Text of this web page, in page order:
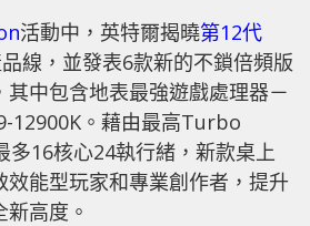
活動中，英特爾揭曉第12代
線，並發表6款新的不鎖倍頻版
其中包含地表最強遊戲處理器－
12900K。藉由最高Turbo
多16核心24執行緒，新款桌上
效能型玩家和專業創作者，提升
高度。